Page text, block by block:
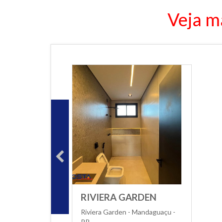
Veja
RIVIERA GARDEN
Riviera Garden - Mandaguaçu -